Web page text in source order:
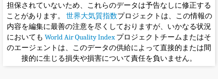
担保されていないため、これらのデータは予告なしに修正する
ことがあります。 世界大気質指数プロジェクトは、この情報の
内容を編集に最善の注意を尽くしておりますが、いかなる状況
においても World Air Quality Indexプロジェクトチームまたはそ
のエージェントは、このデータの供給によって直接的または間
接的に生じる損失や損害について責任を負いません。